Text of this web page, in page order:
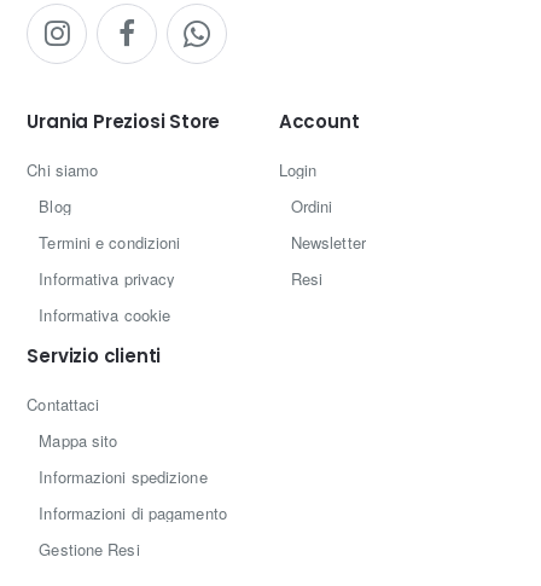
Urania Preziosi Store
Chi siamo
Blog
Termini e condizioni
Informativa privacy
Informativa cookie
Account
Login
Ordini
Newsletter
Resi
Servizio clienti
Contattaci
Mappa sito
Informazioni spedizione
Informazioni di pagamento
Gestione Resi